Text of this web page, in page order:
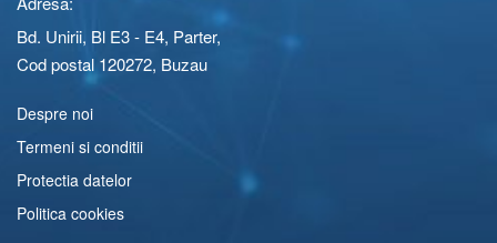
Bd. Unirii, Bl E3 - E4, Parter,
Cod postal 120272, Buzau
Despre noi
Termeni si conditii
Protectia datelor
Politica cookies